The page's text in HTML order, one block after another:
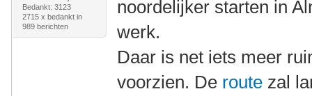
Bedankt: 3123
2715 x bedankt in
989 berichten
noordelijker starten in
werk.
Daar is net iets meer
voorzien. De route zal